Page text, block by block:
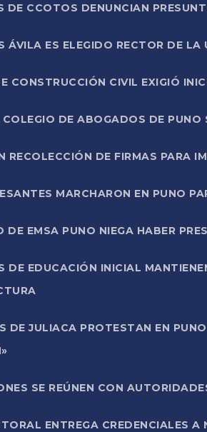
DE CCOTOS DENUNCIAN
ÁVILA ES ELEGIDO RECTOR DE
CONSTRUCCIÓN CIVIL EXIGIÓ
DE ABOGADOS DE
RECOLECCIÓN DE FIRMAS PARA
MARCHARON EN PUNO
DE EMSA PUNO NIEGA HABER
DE EDUCACIÓN INICIAL
DE JULIACA PROTESTAN EN
SE REÚNEN CON
ENTREGA CREDENCIALES